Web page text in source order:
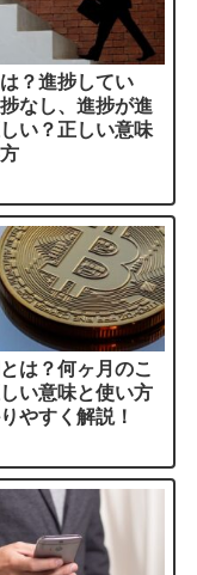
？進捗してい
なし、進捗が進
い？正しい意味
は？何ヶ月のこ
い意味と使い方
やすく解説！